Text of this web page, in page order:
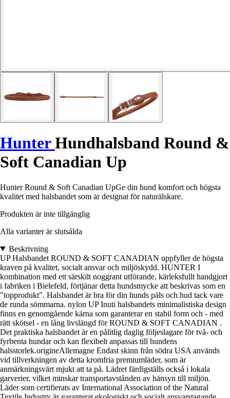
HunterHundhalsband Round &
Soft Canadian Up
Hunter Round & Soft Canadian UpGe din hund komfort och högsta
kvalitet med halsbandet som är designat för naturälskare.
Produkten är inte tillgänglig
Alla varianter är slutsålda
Beskrivning
UP Halsbandet ROUND & SOFT CANADIAN uppfyller de högsta
kraven på kvalitet, socialt ansvar och miljöskydd. HUNTER I
kombination med ett särskilt noggrant utförande, kärleksfullt handgjort
i fabriken i Bielefeld, förtjänar detta hundsmycke att beskrivas som en
"topprodukt". Halsbandet är bra för din hunds päls och hud tack vare
de runda sömmarna. nylon UP Inuti halsbandets minimalistiska design
finns en genomgående kärna som garanterar en stabil form och - med
rätt skötsel - en lång livslängd för ROUND & SOFT CANADIAN .
Det praktiska halsbandet är en pålitlig daglig följeslagare för två- och
fyrbenta hundar och kan flexibelt anpassas till hundens
halsstorlek.origineAllemagne Endast skinn från södra USA används
vid tillverkningen av detta kromfria premiumläder, som är
anmärkningsvärt mjukt att ta på. Lädret färdigställs också i lokala
garverier, vilket minskar transportavstånden av hänsyn till miljön.
Läder som certifierats av International Association of the Natural